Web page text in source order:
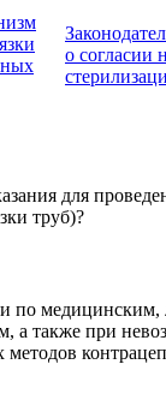
о согласии
для
труб)?
по
а также при
методов